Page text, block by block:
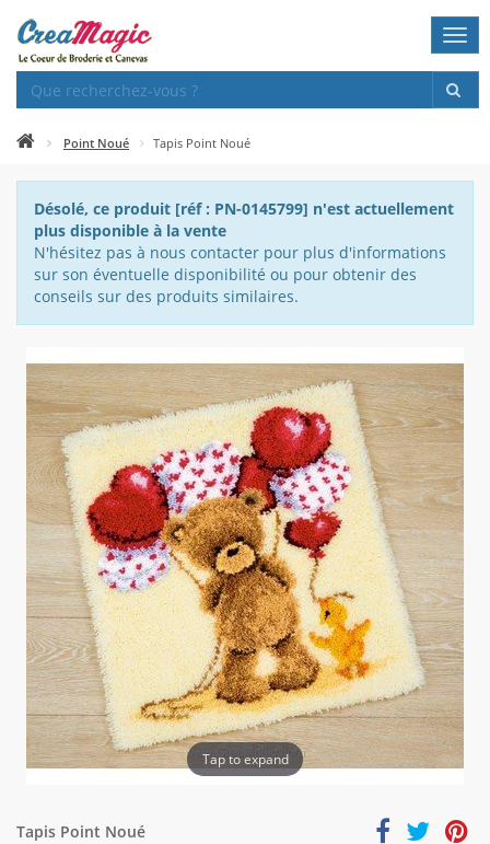
Point Noué Tapis Point Noué
Désolé, ce produit [réf : PN-0145799] n'est actuellement
plus disponible à la vente
N'hésitez pas à nous contacter pour plus d'informations
sur son éventuelle disponibilité ou pour obtenir des
conseils sur des produits similaires.
Tap to expand
Tapis Point Noué